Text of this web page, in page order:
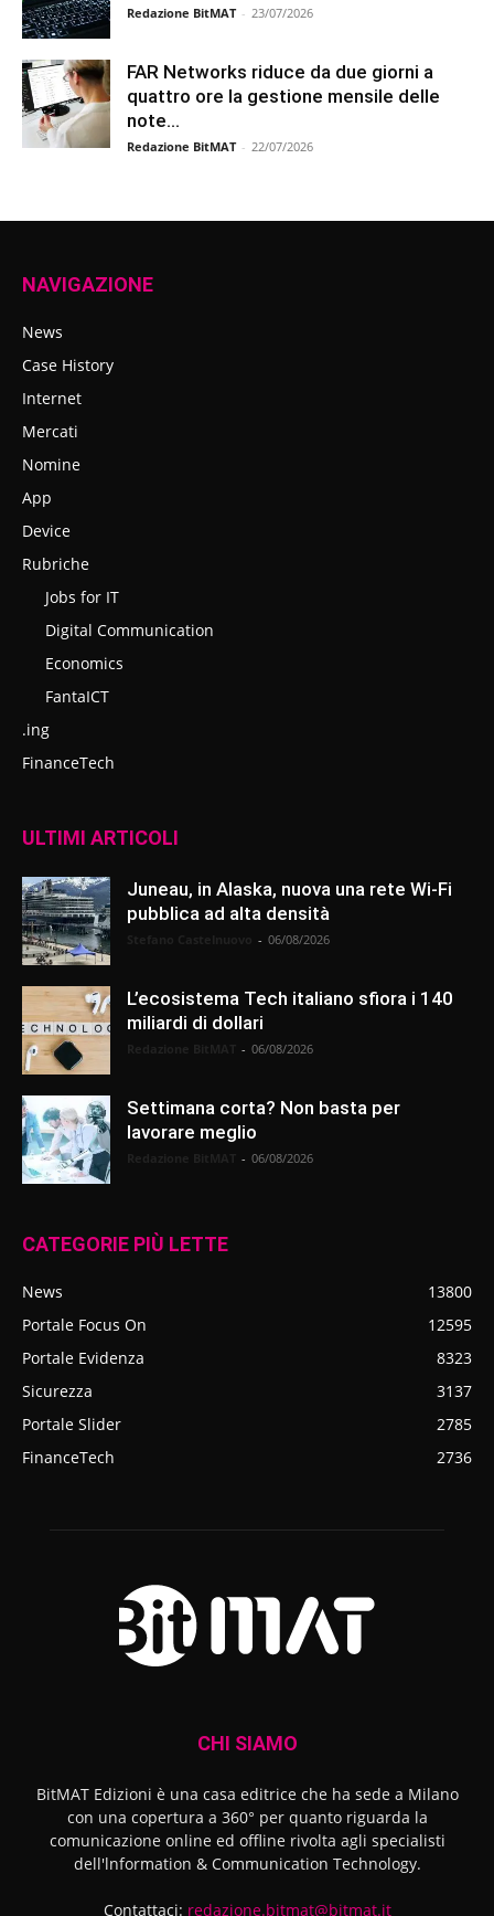
Redazione BitMAT - 23/07/2026
FAR Networks riduce da due giorni a
quattro ore la gestione mensile delle
note...
Redazione BitMAT - 22/07/2026
NAVIGAZIONE
News
Case History
Internet
Mercati
Nomine
App
Device
Rubriche
Jobs for IT
Digital Communication
Economics
FantaICT
.ing
FinanceTech
ULTIMI ARTICOLI
Juneau, in Alaska, nuova una rete Wi-Fi
pubblica ad alta densità
- 06/08/2026
L’ecosistema Tech italiano sfiora i 140
miliardi di dollari
- 06/08/2026
Settimana corta? Non basta per
lavorare meglio
- 06/08/2026
CATEGORIE PIÙ LETTE
News
13800
Portale Focus On
12595
Portale Evidenza
8323
Sicurezza
3137
Portale Slider
2785
FinanceTech
2736
CHI SIAMO
BitMAT Edizioni è una casa editrice che ha sede a Milano
con una copertura a 360° per quanto riguarda la
comunicazione online ed offline rivolta agli specialisti
dell'lnformation & Communication Technology.
Contattaci: redazione.bitmat@bitmat.it